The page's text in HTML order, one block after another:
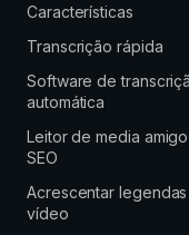
Características
Transcrição rápida
Software de
automática
Leitor de media
SEO
Acrescentar
vídeo